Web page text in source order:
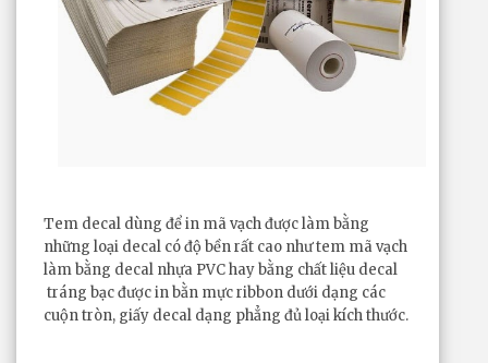
Tem decal dùng để in mã vạch được làm bằng
những loại decal có độ bền rất cao như tem mã vạch
làm bằng decal nhựa PVC hay bằng chất liệu decal
tráng bạc được in bằn mực ribbon dưới dạng các
cuộn tròn, giấy decal dạng phẳng đủ loại kích thước.